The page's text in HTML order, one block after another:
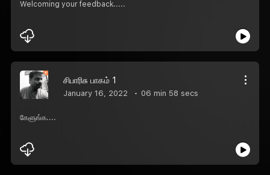
Welcoming your feedback.....
சிபாரிசு பாகம் 1
January 16, 2022 06 min 58 secs
கேளுங்க....